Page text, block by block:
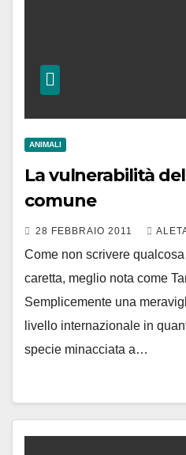
ANIMALI
La vulnerabilità
comune
28 FEBBRAIO 2011
Come non scrivere
caretta, meglio nota come
Semplicemente una
livello internazionale in
specie minacciata a…